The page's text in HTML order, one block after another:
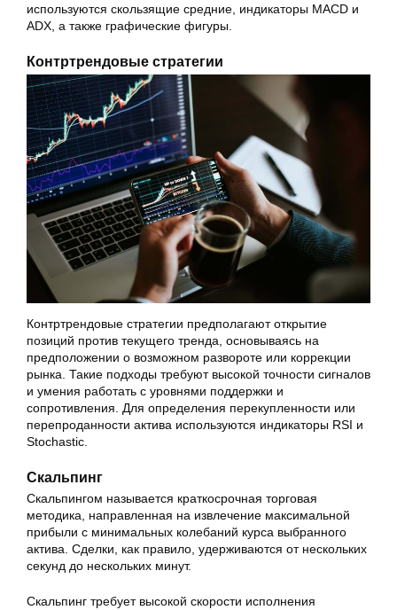
используются скользящие средние, индикаторы MACD и
ADX, а также графические фигуры.
Контртрендовые стратегии
Контртрендовые стратегии предполагают открытие
позиций против текущего тренда, основываясь на
предположении о возможном развороте или коррекции
рынка. Такие подходы требуют высокой точности сигналов
и умения работать с уровнями поддержки и
сопротивления. Для определения перекупленности или
перепроданности актива используются индикаторы RSI и
Stochastic.
Скальпинг
Скальпингом называется краткосрочная торговая
методика, направленная на извлечение максимальной
прибыли с минимальных колебаний курса выбранного
актива. Сделки, как правило, удерживаются от нескольких
секунд до нескольких минут.
Скальпинг требует высокой скорости исполнения